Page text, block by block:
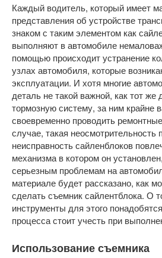
Каждый водитель, который имеет
представления об устройстве
знаком с таким элементом как
выполняют в автомобиле
помощью происходит устранение
узлах автомобиля, которые
эксплуатации. И хотя многие
деталь не такой важной, как тот же
тормозную систему, за ним крайне
своевременно проводить
случае, такая неосмотрительность
неисправность сайленблоков
механизма в котором он
серьезным проблемам на
материале будет рассказано, как
сделать съемник сайлентблока. О
инструменты для этого
процесса стоит учесть при
Использование съемника